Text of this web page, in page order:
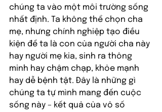
chúng ta vào một môi trường sống
nhất định. Ta không thể chọn cha
mẹ, nhưng chính nghiệp tạo điều
kiện để ta là con của người cha này
hay người mẹ kia, sinh ra thông
minh hay chậm chạp, khỏe mạnh
hay dễ bệnh tật. Đây là những gì
chúng ta tự mình mang đến cuộc
sống này – kết quả của vô số